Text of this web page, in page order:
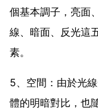
個基本調子，亮面
線、暗面、反光這
素。
5、空間：由於光
體的明暗對比，也